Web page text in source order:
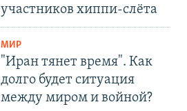
участников хиппи-слёта
МИР
"Иран тянет время". Как
долго будет ситуация
между миром и войной?